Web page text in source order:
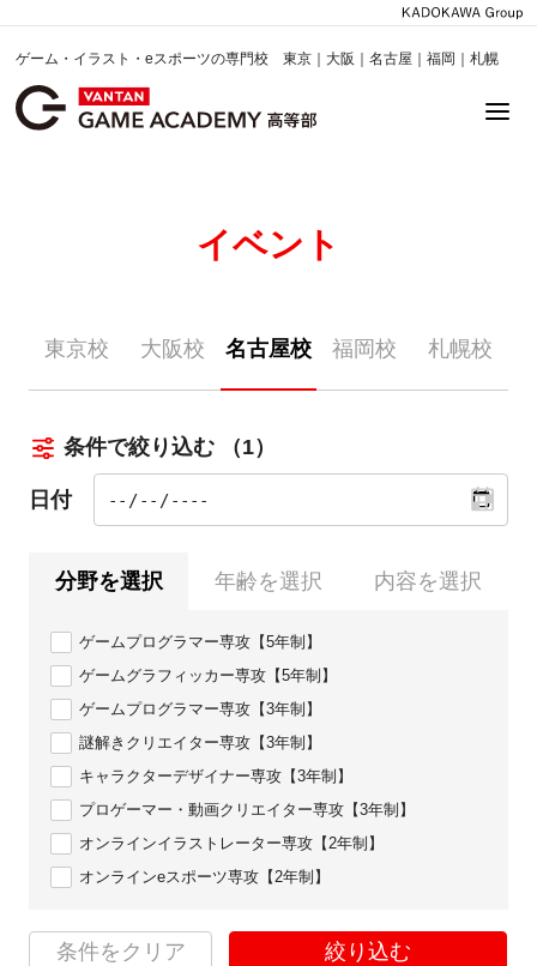
ゲーム・イラスト・eスポーツの専門校 東京｜大阪｜名古屋｜福岡｜札幌
イベント
東京校 大阪校 名古屋校 福岡校 札幌校
条件で絞り込む （1）
日付
分野を選択 年齢を選択 内容を選択
ゲームプログラマー専攻【5年制】
ゲームグラフィッカー専攻【5年制】
ゲームプログラマー専攻【3年制】
謎解きクリエイター専攻【3年制】
キャラクターデザイナー専攻【3年制】
プロゲーマー・動画クリエイター専攻【3年制】
オンラインイラストレーター専攻【2年制】
オンラインeスポーツ専攻【2年制】
条件をクリア 絞り込む